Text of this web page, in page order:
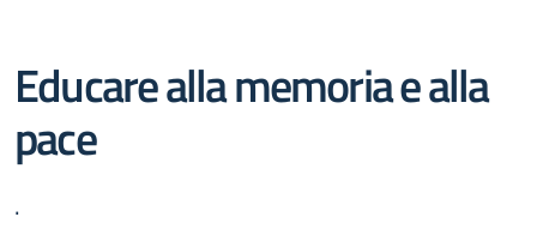
Educare alla memoria e alla
pace
.